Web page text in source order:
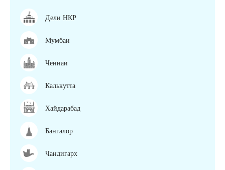
Дели НКР
Мумбаи
Ченнаи
Калькутта
Хайдарабад
Бангалор
Чандигарх